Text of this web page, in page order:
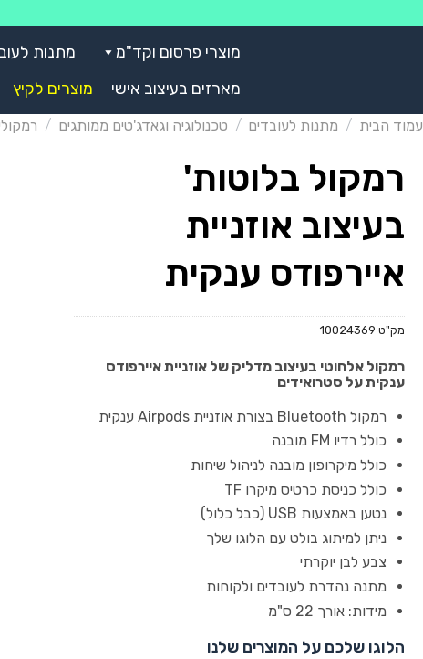
מוצרי פרסום וקד"מ מתנות
מארזים בעיצוב אישי
מוצרים לקיץ
עמוד הבית / מתנות לעובדים / טכנולוגיה וגאדג'טים ממותגים /
רמקול בלוטות'
בעיצוב אוזניית
איירפודס ענקית
מק"ט 10024369
רמקול אלחוטי בעיצוב מדליק של אוזניית איירפודס
ענקית על סטרואידים
רמקול Bluetooth בצורת אוזניית Airpods ענקית
כולל רדיו FM מובנה
כולל מיקרופון מובנה לניהול שיחות
כולל כניסת כרטיס מיקרו TF
נטען באמצעות USB (כבל כלול)
ניתן למיתוג בולט עם הלוגו שלך
צבע לבן יוקרתי
מתנה נהדרת לעובדים ולקוחות
מידות: אורך 22 ס"מ
הלוגו שלכם על המוצרים שלנו